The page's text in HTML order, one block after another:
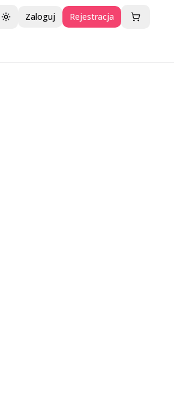
Przełącz motyw
Zaloguj Rejestracja